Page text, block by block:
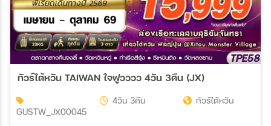
ทัวร์ไต้หวัน TAIWAN ใจฟูวววว 4วัน 3คืน (JX)
GUSTW_JX00045
4วัน 3คืน ทัวร์ไต้หวัน